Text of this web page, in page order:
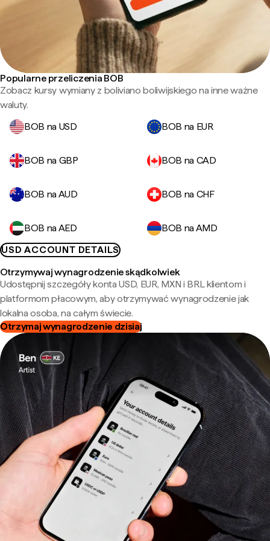
Popularne przeliczenia BOB
Zobacz kursy wymiany z boliviano boliwijskiego na inne ważne
waluty.
BOB na USD
BOB na EUR
BOB na GBP BOB na CAD
BOB na AUD BOB na CHF
BOB na AED
BOB na AMD
USD ACCOUNT DETAILS
Otrzymywaj wynagrodzenie skądkolwiek
Udostępnij szczegóły konta USD, EUR, MXN i BRL klientom i
platformom płacowym, aby otrzymywać wynagrodzenie jak
lokalna osoba, na całym świecie.
Otrzymaj wynagrodzenie dzisiaj